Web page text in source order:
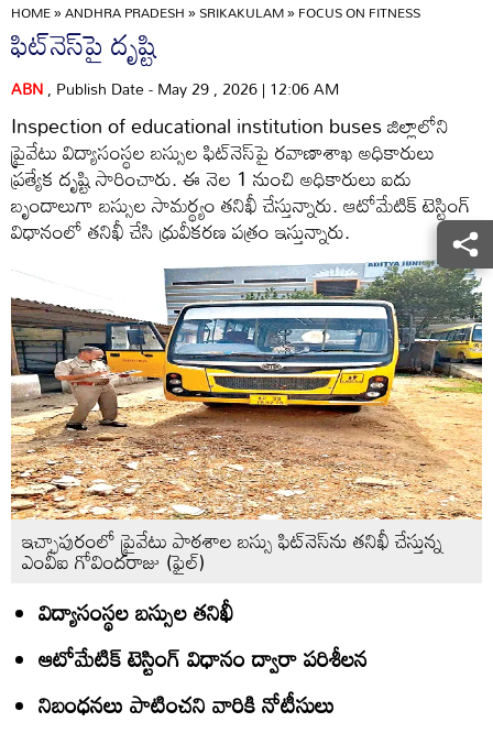
HOME»ANDHRA PRADESH»SRIKAKULAM»FOCUS ON FITNESS
ఫిట్‌నెస్‌పై దృష్టి
ABN, Publish Date - May 29 , 2026 | 12:06 AM
Inspection of educational institution buses జిల్లాలోని
ప్రైవేటు విద్యాసంస్థల బస్సుల ఫిట్‌నెస్‌పై రవాణాశాఖ అధికారులు
ప్రత్యేక దృష్టి సారించారు. ఈ నెల 1 నుంచి అధికారులు ఐదు
బృందాలుగా బస్సుల సామర్థ్యం తనిఖీ చేస్తున్నారు. ఆటోమేటిక్‌ టెస్టింగ్‌
విధానంలో తనిఖీ చేసి ధ్రువీకరణ పత్రం ఇస్తున్నారు.
ఇచ్ఛాపురంలో ప్రైవేటు పాఠశాల బస్సు ఫిట్‌నెస్‌ను తనిఖీ చేస్తున్న
ఎంవీఐ గోవిందరాజు (ఫైల్‌)
విద్యాసంస్థల బస్సుల తనిఖీ
ఆటోమేటిక్‌ టెస్టింగ్‌ విధానం ద్వారా పరిశీలన
నిబంధనలు పాటించని వారికి నోటీసులు